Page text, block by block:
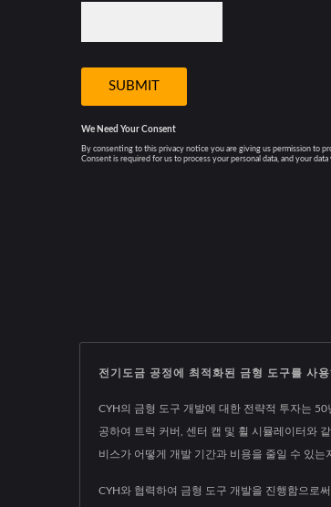
전기도금 공정에 최적화된 금형 도구를 사
CYH의 금형 도구 개발에 대한 전략적 투자는
공하여 트럭 커버, 센터 캡 및 휠 시뮬레이터와
비스가 어떻게 개발 기간과 비용을 줄일 수 있는
CYH와 협력하여 금형 도구 개발을 진행함으로